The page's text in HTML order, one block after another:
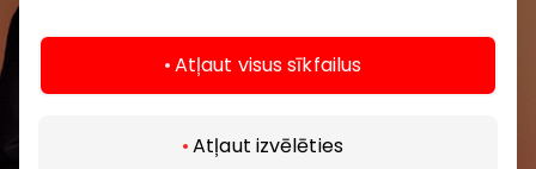
Atļaut visus sīkfailus
Atļaut izvēlēties